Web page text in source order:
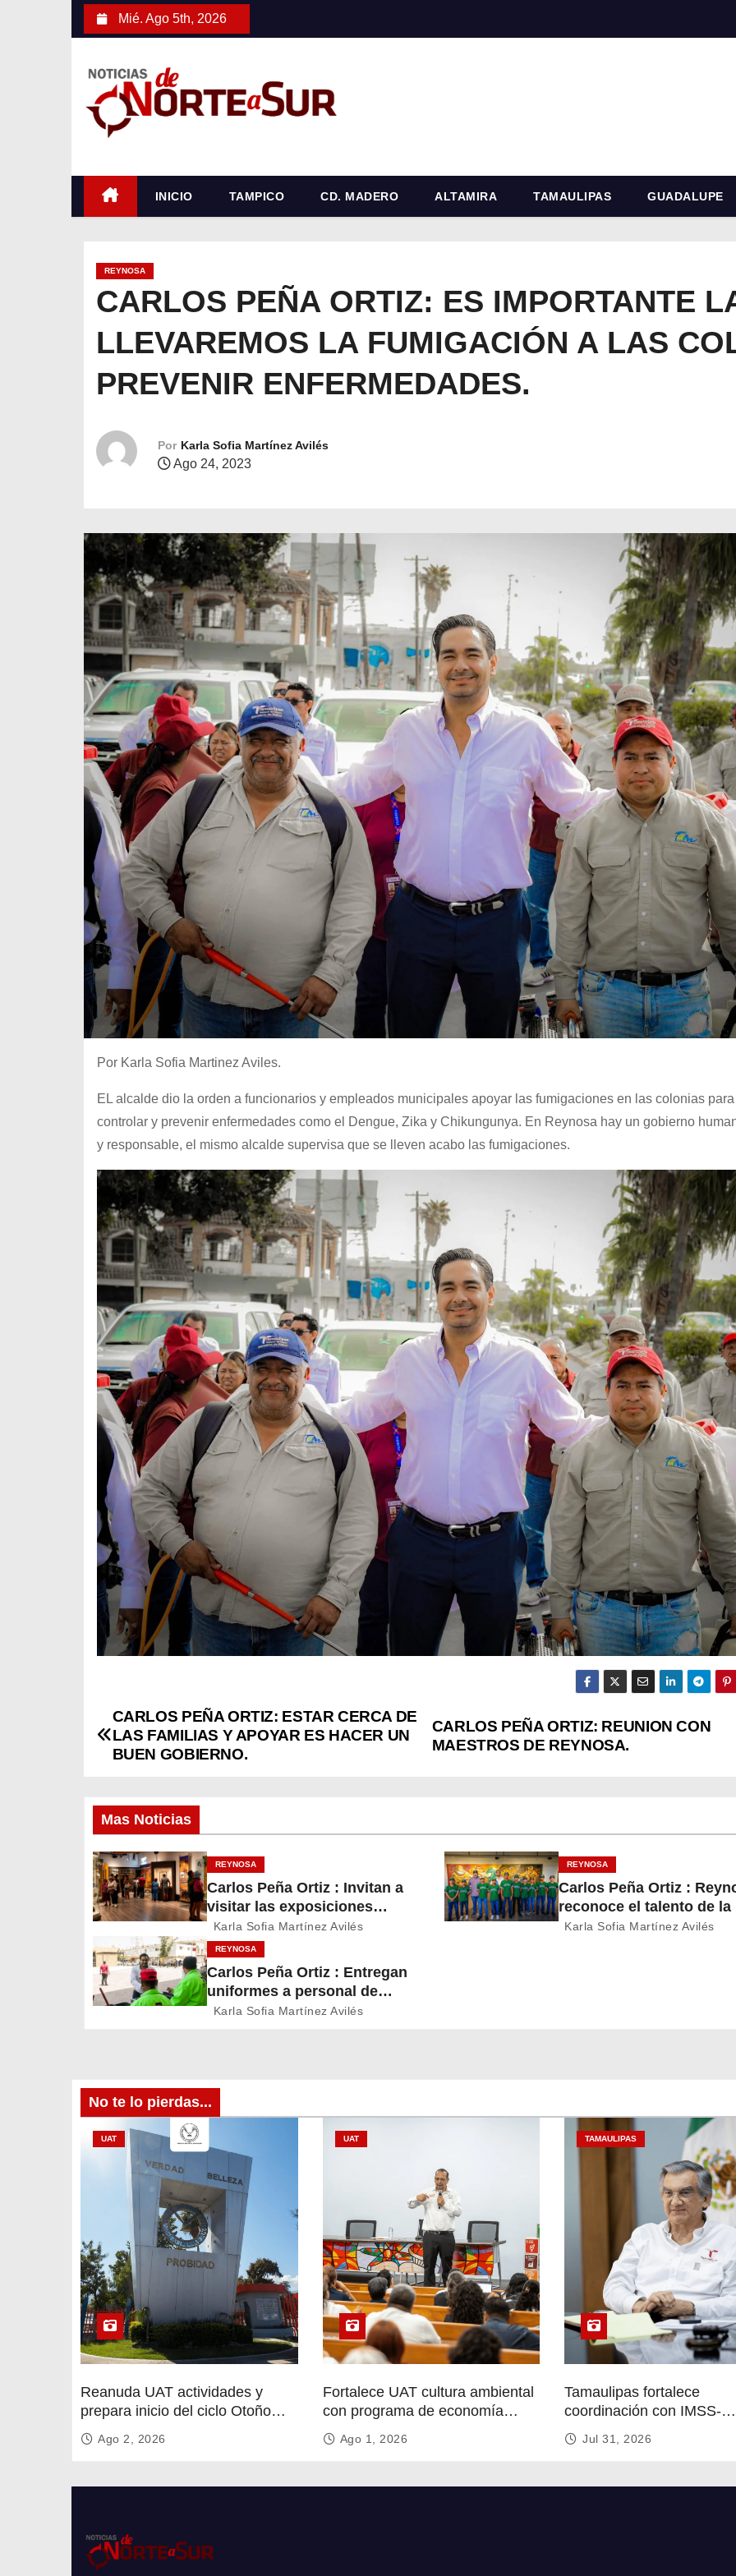
o
Mié. Ago 5th, 2026
INICIO TAMPICO CD. MADERO ALTAMIRA TAMAULIPAS GUADALUPE
REYNOSA
CARLOS PEÑA ORTIZ: ES IMPORTANTE
LLEVAREMOS LA FUMIGACIÓN A LAS
PREVENIR ENFERMEDADES.
Por Karla Sofia Martínez Avilés
Ago 24, 2023
Por Karla Sofia Martinez Aviles.
EL alcalde dio la orden a funcionarios y empleados municipales apoyar las fumigaciones en las colonias para
controlar y prevenir enfermedades como el Dengue, Zika y Chikungunya. En Reynosa hay un gobierno
y responsable, el mismo alcalde supervisa que se lleven acabo las fumigaciones.
N
e
g
a
c
i
ó
e
e
r
a
d
a
CARLOS PEÑA ORTIZ: REUNION CON
MAESTROS DE REYNOSA.
CARLOS PEÑA ORTIZ: ESTAR CERCA DE
LAS FAMILIAS Y APOYAR ES HACER UN
BUEN GOBIERNO.
Mas Noticias
REYNOSA
Carlos Peña Ortiz : Invitan a
visitar las exposiciones
temporales del Museo del
Ferrocarril Reynosa
Karla Sofia Martínez Avilés
REYNOSA
Carlos Peña Ortiz :
reconoce el talento de la
Treviño Kelly,
Karla Sofia Martínez Avilés
REYNOSA
Carlos Peña Ortiz : Entregan
uniformes a personal de
Servicios Públicos de
Karla Sofia Martínez Avilés
No te lo pierdas...
UAT
Reanuda UAT actividades y
prepara inicio del ciclo Otoño
2026
Ago 2, 2026
UAT
Fortalece UAT cultura ambiental
con programa de economía
circular
Ago 1, 2026
TAMAULIPAS
Tamaulipas fortalece
coordinación con IMSS-
Bienestar para mejorar
de salud
Jul 31, 2026